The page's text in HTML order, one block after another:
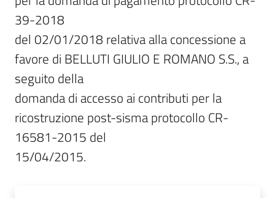
39-2018
del 02/01/2018 relativa alla concessione a
favore di BELLUTI GIULIO E ROMANO S.S., a
seguito della
domanda di accesso ai contributi per la
ricostruzione post-sisma protocollo CR-
16581-2015 del
15/04/2015.